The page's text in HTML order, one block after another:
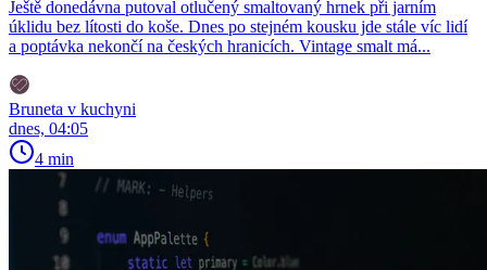
Ještě donedávna putoval otlučený smaltovaný hrnek při jarním
úklidu bez lítosti do koše. Dnes po stejném kousku jde stále víc lidí
a poptávka nekončí na českých hranicích. Vintage smalt má...
Bruneta v kuchyni
dnes, 04:05
4 min